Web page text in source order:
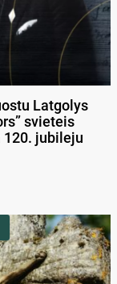
Latgolys
svieteis
120. jubileju